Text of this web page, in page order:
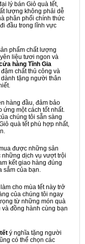
lý bán Giỏ quà tết,
lượng không phải dễ
phân phối chính thức
đầu trong lĩnh vực
phẩm chất lượng
liệu tươi ngon và
hàng Tĩnh Gia
chất thủ công và
tặng người thân
hàng đầu, đảm bảo
ứng một cách tốt nhất.
chúng tôi sẵn sàng
quà tết phù hợp nhất,
được những sản
dịch vụ vượt trội
kết giao hàng đúng
sắm của bạn.
làm cho mùa tết này trở
của chúng tôi ngay
từ những món quà
đồng hành cùng bạn
ý nghĩa tặng người
có thể chọn các